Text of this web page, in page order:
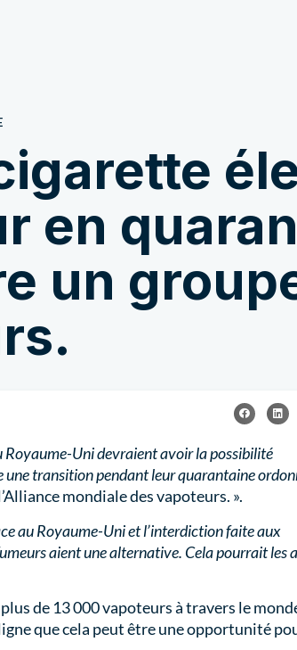
en
un
Royaume-Uni devraient avoir la possibilité
transition pendant leur quarantaine
mondiale des vapoteurs. ».
au Royaume-Uni et l’interdiction faite aux
aient une alternative. Cela pourrait les
de 13 000 vapoteurs à travers le
que cela peut être une opportunité